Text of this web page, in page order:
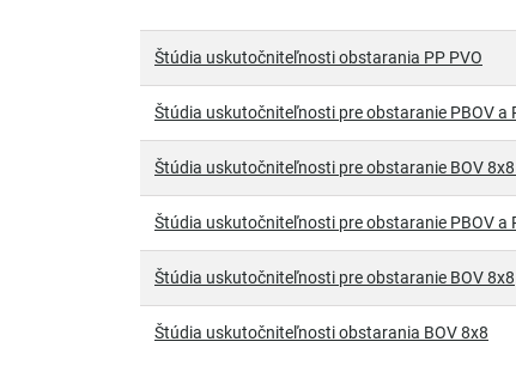
Štúdia uskutočniteľnosti obstarania PP PVO
Štúdia uskutočniteľnosti pre obstaranie PBOV a
Štúdia uskutočniteľnosti pre obstaranie BOV 8x8
Štúdia uskutočniteľnosti pre obstaranie PBOV a
Štúdia uskutočniteľnosti pre obstaranie BOV 8x8
Štúdia uskutočniteľnosti obstarania BOV 8x8